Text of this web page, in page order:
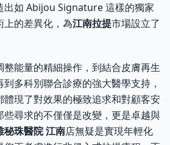
出如 Abijou Signature 這樣的獨家
上的差異化，為江南拉提市場設立了
能量的精細操作，到結合皮膚再生
多科別聯合診療的強大醫學支持，
體現了對效果的極致追求和對顧客安
尋求的不僅僅是改變，更是卓越與
秘珠醫院 江南店無疑是實現年輕化